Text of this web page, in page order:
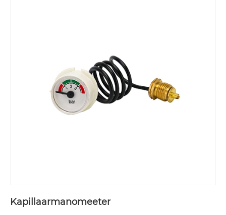
Kapillaarmanomeeter